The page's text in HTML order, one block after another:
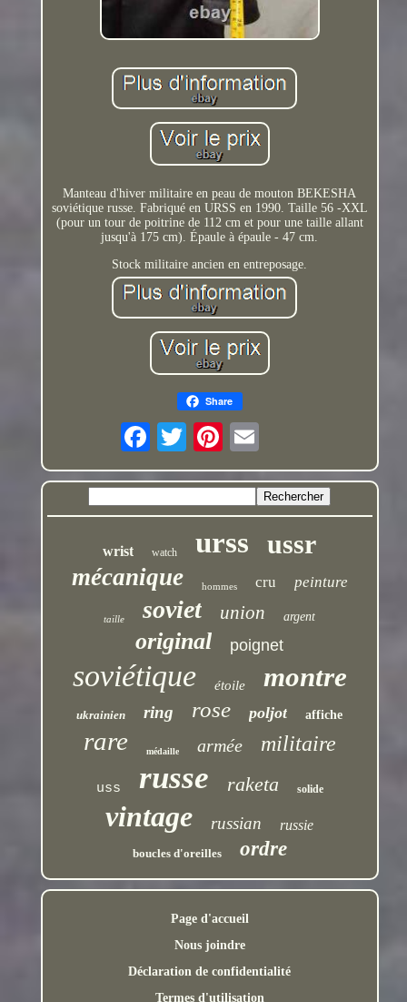
Manteau d'hiver militaire en peau de mouton BEKESHA
soviétique russe. Fabriqué en URSS en 1990. Taille 56 -XXL
(pour un tour de poitrine de 112 cm et pour une taille allant
jusqu'à 175 cm). Épaule à épaule - 47 cm.
Stock militaire ancien en entreposage.
Share
wrist watch urss ussr
mécanique hommes cru peinture
taille soviet union argent
original poignet
soviétique étoile montre
ukrainien ring rose poljot affiche
rare médaille armée militaire
uss russe raketa solide
vintage russian russie
boucles d'oreilles ordre
Page d'accueil
Nous joindre
Déclaration de confidentialité
Termes d'utilisation